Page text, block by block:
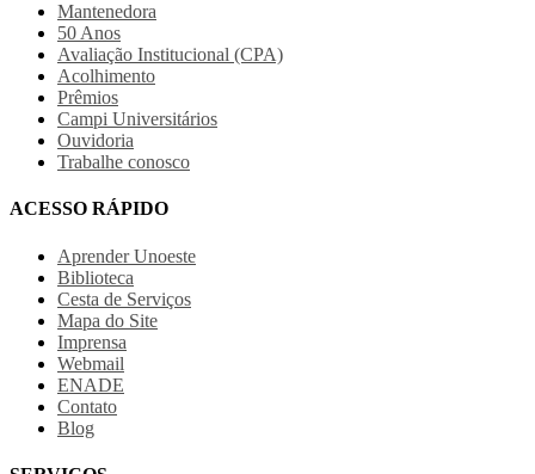
Mantenedora
50 Anos
Avaliação Institucional (CPA)
Acolhimento
Prêmios
Campi Universitários
Ouvidoria
Trabalhe conosco
ACESSO RÁPIDO
Aprender Unoeste
Biblioteca
Cesta de Serviços
Mapa do Site
Imprensa
Webmail
ENADE
Contato
Blog